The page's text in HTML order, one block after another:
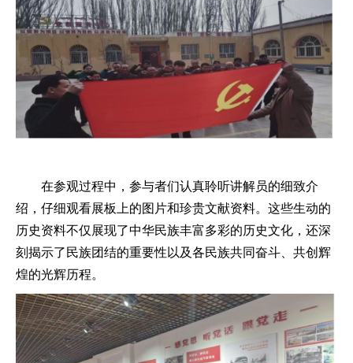
在参观过程中，参与者们认真聆听讲解员的细致介
绍，仔细观看展板上的图片和珍贵文献资料。这些生动的
历史资料不仅展现了中华民族丰富多彩的历史文化，还深
刻揭示了民族团结的重要性以及各民族共同奋斗、共创辉
煌的光辉历程。